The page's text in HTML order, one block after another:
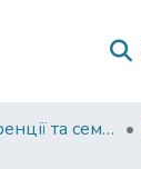
012. Конференції та семінари НаУКМА